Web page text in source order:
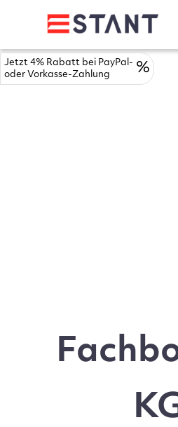
Jetzt 4% Rabatt bei PayPal-
oder Vorkasse-Zahlung
%